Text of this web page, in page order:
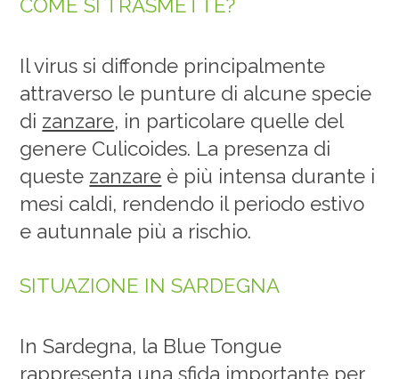
COME SI TRASMETTE?
Il virus si diffonde principalmente
attraverso le punture di alcune specie
di zanzare, in particolare quelle del
genere Culicoides. La presenza di
queste zanzare è più intensa durante i
mesi caldi, rendendo il periodo estivo
e autunnale più a rischio.
SITUAZIONE IN SARDEGNA
In Sardegna, la Blue Tongue
rappresenta una sfida importante per